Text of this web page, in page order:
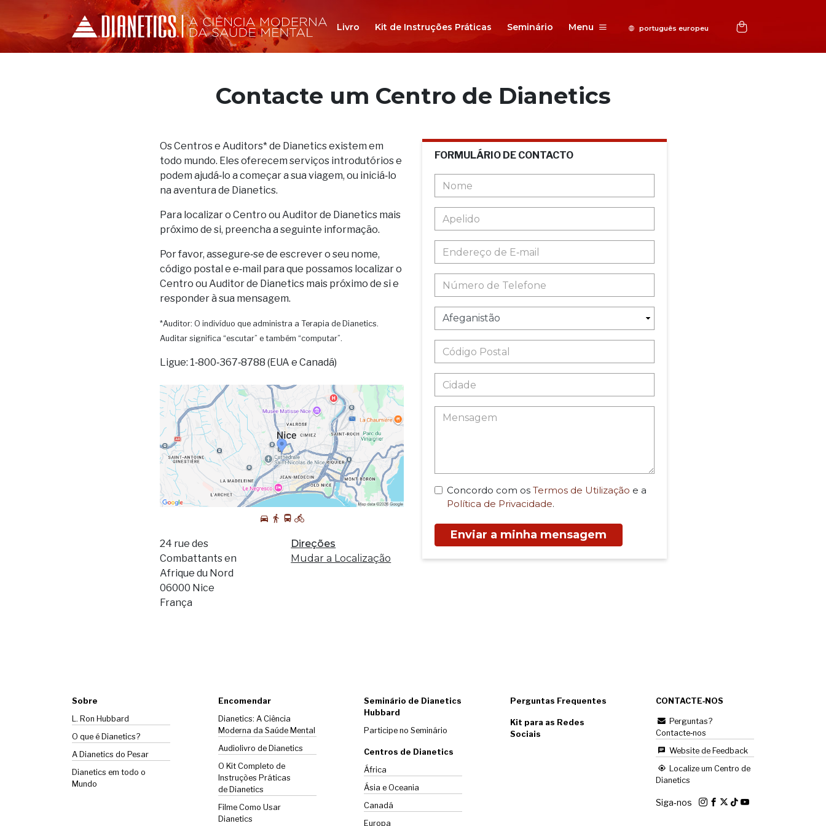
Livro Kit de Instruções Práticas Seminário Menu
Contacte um Centro de Dianetics
Os Centros e Auditors* de Dianetics existem em
todo mundo. Eles oferecem serviços introdutórios e
podem ajudá‑lo a começar a sua viagem, ou iniciá‑lo
na aventura de Dianetics.
Para localizar o Centro ou Auditor de Dianetics mais
próximo de si, preencha a seguinte informação.
Por favor, assegure‑se de escrever o seu nome,
código postal e e‑mail para que possamos localizar o
Centro ou Auditor de Dianetics mais próximo de si e
responder à sua mensagem.
*Auditor: O indivíduo que administra a Terapia de Dianetics.
Auditar significa “escutar” e também “computar”.
Ligue: 1‑800‑367‑8788 (EUA e Canadá)
24 rue des
Combattants en
Afrique du Nord
06000 Nice
França
Direções
Mudar a Localização
FORMULÁRIO DE CONTACTO
Concordo com os Termos de Utilização e a
Política de Privacidade.
Enviar a minha mensagem
Sobre
L. Ron Hubbard
O que é Dianetics?
A Dianetics do Pesar
Dianetics em todo o
Mundo
Encomendar
Dianetics: A Ciência
Moderna da Saúde Mental
Audiolivro de Dianetics
O Kit Completo de
Instruções Práticas
de Dianetics
Filme Como Usar
Dianetics
Seminário de Dianetics
Hubbard
Participe no Seminário
Centros de Dianetics
África
Ásia e Oceania
Canadá
Europa
Perguntas Frequentes
Kit para as Redes
Sociais
CONTACTE‑NOS
Perguntas?
Contacte‑nos
Website de Feedback
Localize um Centro de
Dianetics
Siga‑nos